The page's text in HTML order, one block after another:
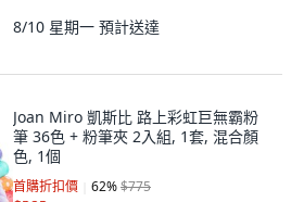
8/10 星期一 預計送達
Joan Miro 凱斯比 路上彩虹巨無霸粉
筆 36色 + 粉筆夾 2入組, 1套, 混合顏
色, 1個
首購折扣價 62%$775